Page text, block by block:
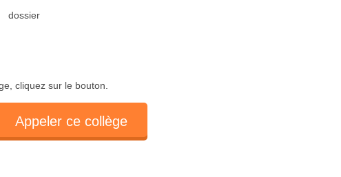
cliquez sur le bouton.
Appeler ce collège